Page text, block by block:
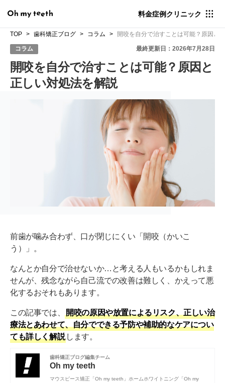
料金症例クリニック
TOP 歯科矯正ブログ コラム 開咬を自分で治すことは可能？原因と
コラム 最終更新日：2026年7月28日
開咬を自分で治すことは可能？原因と
正しい対処法を解説
前歯が噛み合わず、口が閉じにくい「開咬（かいこ
う）」。
なんとか自分で治せないか…と考える人もいるかもしれま
せんが、残念ながら自己流での改善は難しく、かえって悪
化するおそれもあります。
この記事では、
開咬の原因や放置によるリスク、正しい治
療法とあわせて、自分でできる予防や補助的なケアについ
ても詳しく解説 します。
歯科矯正ブログ編集チーム
Oh my teeth
マウスピース矯正「Oh my teeth」ホームホワイトニング「Oh my